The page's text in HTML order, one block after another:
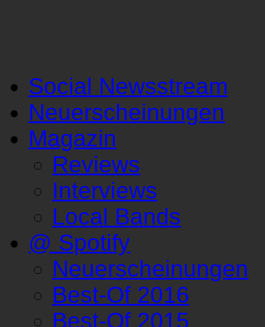
Social Newsstream
Neuerscheinungen
Magazin
Reviews
Interviews
Local Bands
@ Spotify
Neuerscheinungen
Best-Of 2016
Best-Of 2015